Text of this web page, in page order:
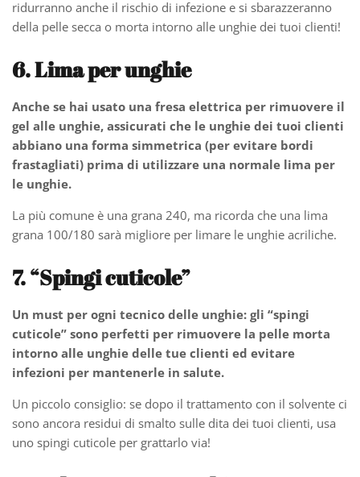
ridurranno anche il rischio di infezione e si sbarazzeranno
della pelle secca o morta intorno alle unghie dei tuoi clienti!
6. Lima per unghie
Anche se hai usato una fresa elettrica per rimuovere il
gel alle unghie, assicurati che le unghie dei tuoi clienti
abbiano una forma simmetrica (per evitare bordi
frastagliati) prima di utilizzare una normale lima per
le unghie.
La più comune è una grana 240, ma ricorda che una lima
grana 100/180 sarà migliore per limare le unghie acriliche.
7. “Spingi cuticole”
Un must per ogni tecnico delle unghie: gli “spingi
cuticole” sono perfetti per rimuovere la pelle morta
intorno alle unghie delle tue clienti ed evitare
infezioni per mantenerle in salute.
Un piccolo consiglio: se dopo il trattamento con il solvente ci
sono ancora residui di smalto sulle dita dei tuoi clienti, usa
uno spingi cuticole per grattarlo via!